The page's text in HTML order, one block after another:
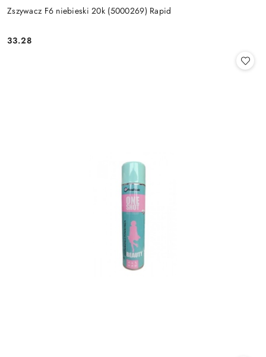
Zszywacz F6 niebieski 20k (5000269) Rapid
Cena:
33.28